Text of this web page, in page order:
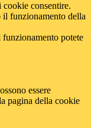
cookie consentire.
il funzionamento della
funzionamento potete
essere
pagina della cookie